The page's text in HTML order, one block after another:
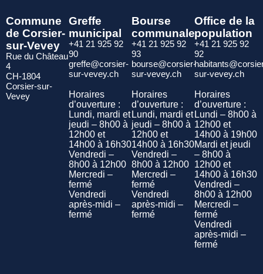
Commune
de Corsier-
sur-Vevey
Rue du Château
4
CH-1804
Corsier-sur-
Vevey
Greffe
municipal
+41 21 925 92
90
greffe@corsier-
sur-vevey.ch
Horaires
d’ouverture :
Lundi, mardi et
jeudi – 8h00 à
12h00 et
14h00 à 16h30
Vendredi –
8h00 à 12h00
Mercredi –
fermé
Vendredi
après-midi –
fermé
Bourse
communale
+41 21 925 92
93
bourse@corsier-
sur-vevey.ch
Horaires
d’ouverture :
Lundi, mardi et
jeudi – 8h00 à
12h00 et
14h00 à 16h30
Vendredi –
8h00 à 12h00
Mercredi –
fermé
Vendredi
après-midi –
fermé
Office de la
population
+41 21 925 92
92
sur-vevey.ch
Horaires
d’ouverture :
Lundi – 8h00 à
12h00 et
14h00 à 19h00
Mardi et jeudi
– 8h00 à
12h00 et
14h00 à 16h30
Vendredi –
8h00 à 12h00
Mercredi –
fermé
Vendredi
après-midi –
fermé